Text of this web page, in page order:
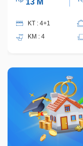
13 M
KT : 4+1
KM : 4